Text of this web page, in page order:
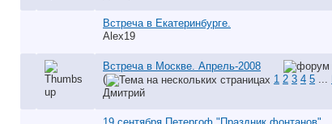
Встреча в Екатеринбурге.
Alex19
Встреча в Москве. Апрель-2008
(
1 2 3 4 5 ...
Дмитрий